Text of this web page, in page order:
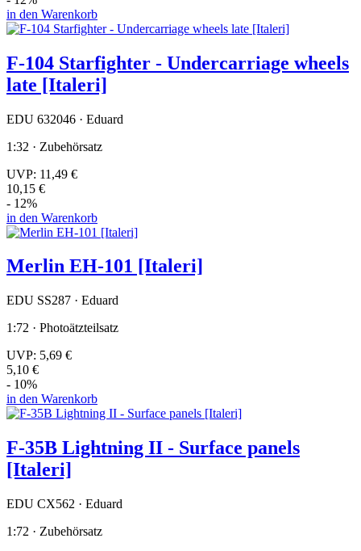
in den Warenkorb
F-104 Starfighter - Undercarriage wheels
late [Italeri]
EDU 632046 · Eduard
1:32 · Zubehörsatz
UVP: 11,49 €
10,15 €
- 12%
in den Warenkorb
Merlin EH-101 [Italeri]
EDU SS287 · Eduard
1:72 · Photoätzteilsatz
UVP: 5,69 €
5,10 €
- 10%
in den Warenkorb
F-35B Lightning II - Surface panels
[Italeri]
EDU CX562 · Eduard
1:72 · Zubehörsatz